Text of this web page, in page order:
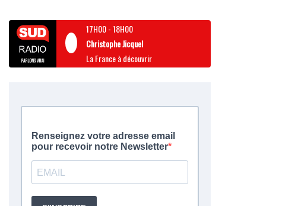
17H00-18H00
Christophe Jicquel
La France à découvrir